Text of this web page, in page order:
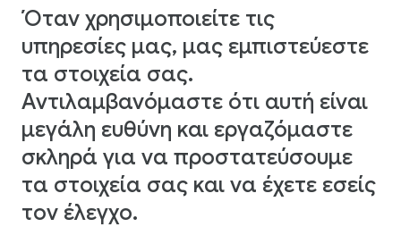
Όταν χρησιμοποιείτε τις
υπηρεσίες μας, μας εμπιστεύεστε
τα στοιχεία σας.
Αντιλαμβανόμαστε ότι αυτή είναι
μεγάλη ευθύνη και εργαζόμαστε
σκληρά για να προστατεύσουμε
τα στοιχεία σας και να έχετε εσείς
τον έλεγχο.